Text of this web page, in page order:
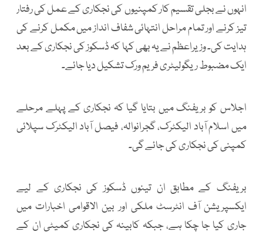
انہوں نے بجلی تقسیم کار کمپنیوں کی نجکاری کے عمل کی رفتار
تیز کرنے اور تمام مراحل انتہائی شفاف انداز میں مکمل کرنے کی
ہدایت کی۔ وزیراعظم نے یہ بھی کہا کہ ڈسکوز کی نجکاری کے بعد
ایک مضبوط ریگولیٹری فریم ورک تشکیل دیا جائے۔
اجلاس کو بریفنگ میں بتایا گیا کہ نجکاری کے پہلے مرحلے
میں اسلام آباد الیکٹرک، گجرانوالہ، فیصل آباد الیکٹرک سپلائی
کمپنی کی نجکاری کی جائے گی۔
بریفنگ کے مطابق ان تینوں ڈسکوز کی نجکاری کے لیے
ایکسپریشن آف انٹرسٹ ملکی اور بین الاقوامی اخبارات میں
جاری کیا جا چکا ہے، جبکہ کابینہ کی نجکاری کمیٹی ان کے